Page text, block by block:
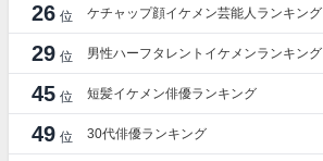
26 位 ケチャップ顔イケメン芸能人ランキング
29 位 男性ハーフタレントイケメンランキング
45 位 短髪イケメン俳優ランキング
49 位 30代俳優ランキング